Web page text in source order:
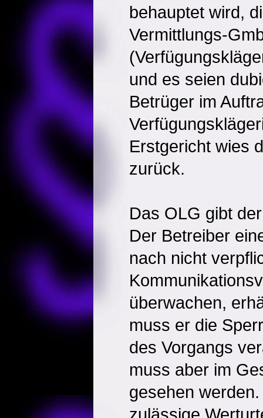
behauptet wird,
Vermittlungs-
und es seien
Betrüger im
Erstgericht wies
zurück.
Das OLG gibt
Der Betreiber
nach nicht
überwachen,
muss er die
des Vorgangs
muss aber im
gesehen